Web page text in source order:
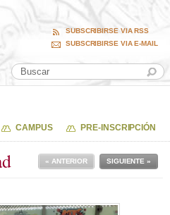
SUBSCRIBIRSE VIA RSS
SUBSCRIBIRSE VIA E-MAIL
CAMPUS PRE-INSCRIPCIÓN
SIGUIENTE »
« ANTERIOR